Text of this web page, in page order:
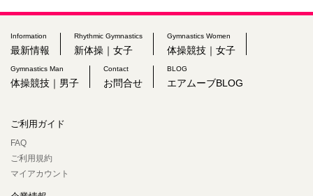
Information
最新情報
Rhythmic Gymnastics
新体操｜女子
Gymnastics Women
体操競技｜女子
Gymnastics Man
体操競技｜男子
Contact
お問合せ
BLOG
エアムーブBLOG
ご利用ガイド
FAQ
ご利用規約
マイアカウント